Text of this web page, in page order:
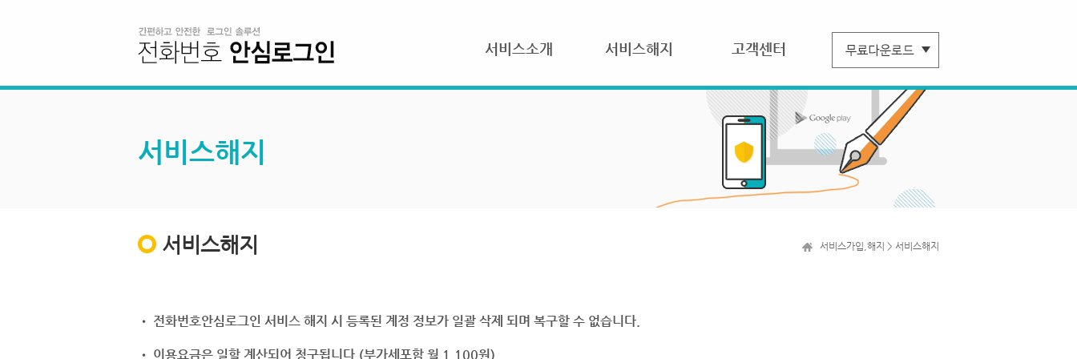
서비스소개 서비스해지 고객센터
서비스해지
서비스해지 서비스가입,해지 > 서비스해지
• 전화번호안심로그인 서비스 해지 시 등록된 계정 정보가 일괄 삭제 되며 복구할 수 없습니다.
• 이용요금은 일할 계산되어 청구됩니다.(부가세포함 월 1,100원)